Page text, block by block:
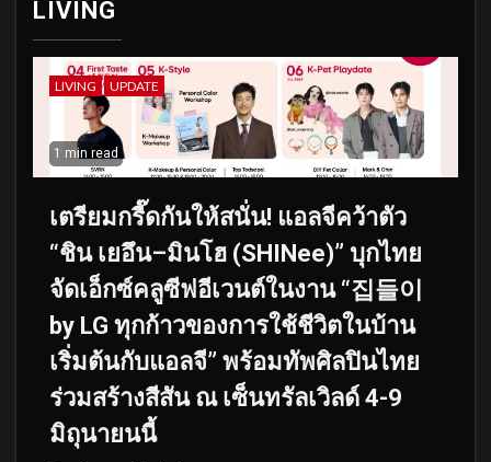
LIVING
LIVING UPDATE
1 min read
เตรียมกรี๊ดกันให้สนั่น! แอลจีคว้าตัว
“ชิน เยอึน–มินโฮ (SHINee)” บุกไทย
จัดเอ็กซ์คลูซีฟอีเวนต์ในงาน “집들이
by LG ทุกก้าวของการใช้ชีวิตในบ้าน
เริ่มต้นกับแอลจี” พร้อมทัพศิลปินไทย
ร่วมสร้างสีสัน ณ เซ็นทรัลเวิลด์ 4-9
มิถุนายนนี้